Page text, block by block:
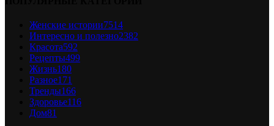
Женские истории7514
Интересно и полезно2382
Красота592
Рецепты499
Жизнь180
Разное171
Тренды166
Здоровье116
Дом81